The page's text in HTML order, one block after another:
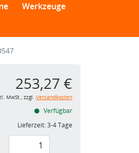
Werkzeuge
253,27 €
MwSt., zzgl. Versandkosten
Verfügbar
Lieferzeit:3-4 Tage